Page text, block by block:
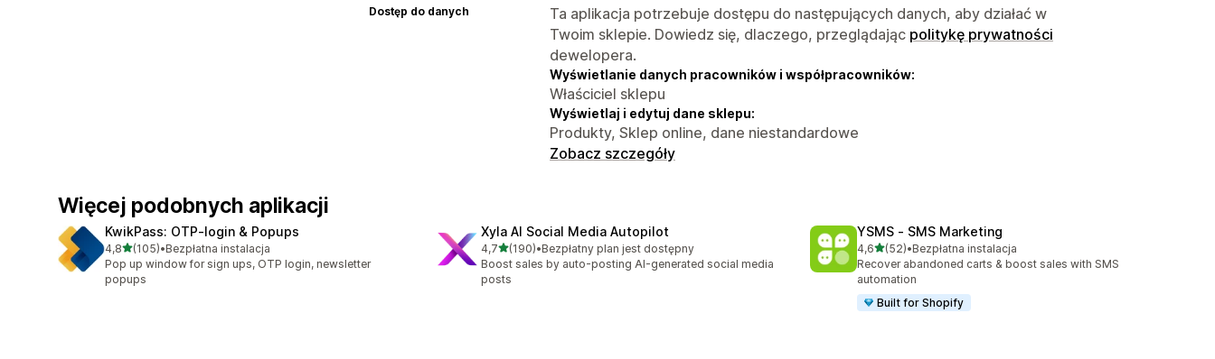
Dostęp do danych
Ta aplikacja potrzebuje dostępu do następujących danych, aby działać w
Twoim sklepie. Dowiedz się, dlaczego, przeglądając politykę prywatności
dewelopera.
Wyświetlanie danych pracowników i współpracowników:
Właściciel sklepu
Wyświetlaj i edytuj dane sklepu:
Produkty, Sklep online, dane niestandardowe
Zobacz szczegóły
Więcej podobnych aplikacji
KwikPass: OTP‑login & Popups
4,8na 5 gwiazdek
(105)
Łączna liczba recenzji: 105
•Bezpłatna instalacja
Pop up window for sign ups, OTP login, newsletter
popups
Xyla AI Social Media Autopilot
4,7na 5 gwiazdek
(190)
Łączna liczba recenzji: 190
•Bezpłatny plan jest dostępny
Boost sales by auto-posting AI-generated social media
posts
YSMS ‑ SMS Marketing
4,6na 5 gwiazdek
(52)
Łączna liczba recenzji: 52
•Bezpłatna instalacja
Recover abandoned carts & boost sales with SMS
automation
Built for Shopify